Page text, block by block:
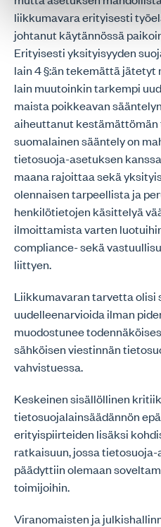
liikkumavara erityisesti
johtanut käytännössä
Erityisesti yksityisyyden
lain 4 §:än tekemättä
lain muutoinkin tarkempi
maista poikkeavan
aiheuttanut kestämättömän
suomalainen sääntely on
tietosuoja-asetuksen
maana rajoittaa sekä
olennaisen tarpeellista ja
henkilötietojen käsittelyä
ilmoittamista varten
compliance- sekä
liittyen.
Liikkumavaran tarvetta olisi
uudelleenarvioida ilman
muodostunee
sähköisen viestinnän
vahvistuessa.
Keskeinen sisällöllinen
tietosuojalainsäädännön
erityispiirteiden lisäksi
ratkaisuun, jossa
päädyttiin olemaan
toimijoihin.
Viranomaisten ja